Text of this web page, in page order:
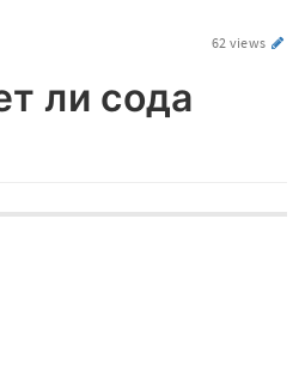
62 views
ли сода